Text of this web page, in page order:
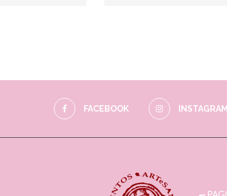
FACEBOOK INSTAGRAM